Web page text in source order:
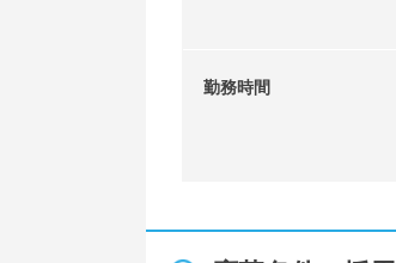
勤務時間